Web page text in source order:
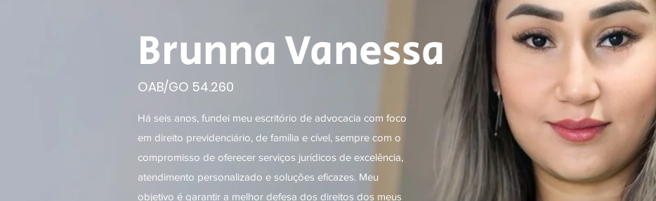
Brunna Vanessa
OAB/GO 54.260
Há seis anos, fundei meu escritório de advocacia com foco
em direito previdenciário, de família e cível, sempre com o
compromisso de oferecer serviços jurídicos de excelência,
atendimento personalizado e soluções eficazes. Meu
objetivo é garantir a melhor defesa dos direitos dos meus